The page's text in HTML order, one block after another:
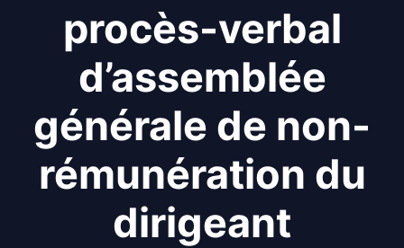
procès-verbal
d’assemblée
générale de non-
rémunération du
dirigeant